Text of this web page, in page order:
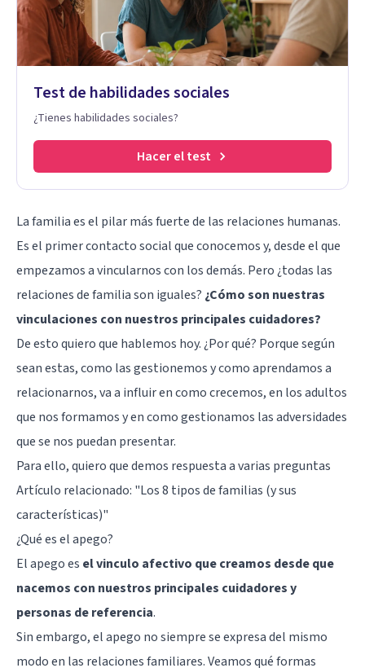
Test de habilidades sociales
¿Tienes habilidades sociales?
Hacer el test
La familia es el pilar más fuerte de las relaciones humanas.
Es el primer contacto social que conocemos y, desde el que
empezamos a vincularnos con los demás. Pero ¿todas las
relaciones de familia son iguales? ¿Cómo son nuestras
vinculaciones con nuestros principales cuidadores?
De esto quiero que hablemos hoy. ¿Por qué? Porque según
sean estas, como las gestionemos y como aprendamos a
relacionarnos, va a influir en como crecemos, en los adultos
que nos formamos y en como gestionamos las adversidades
que se nos puedan presentar.
Para ello, quiero que demos respuesta a varias preguntas
Artículo relacionado: "Los 8 tipos de familias (y sus
características)"
¿Qué es el apego?
El apego es el vinculo afectivo que creamos desde que
nacemos con nuestros principales cuidadores y
personas de referencia.
Sin embargo, el apego no siempre se expresa del mismo
modo en las relaciones familiares. Veamos qué formas